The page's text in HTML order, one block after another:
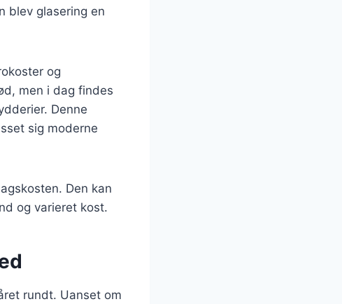
blev glasering en
og
men i dag findes
Denne
sig moderne
Den kan
og varieret kost.
rundt. Uanset om